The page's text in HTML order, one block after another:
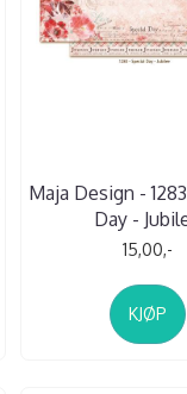
Maja Design -
Day -
15,00,-
KJØP